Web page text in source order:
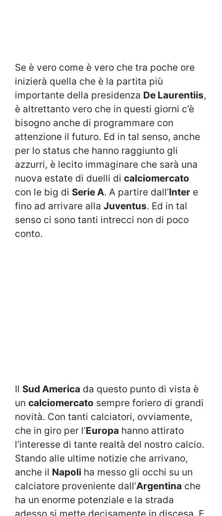
Se è vero come è vero che tra poche ore
inizierà quella che è la partita più
importante della presidenza De Laurentiis,
è altrettanto vero che in questi giorni c’è
bisogno anche di programmare con
attenzione il futuro. Ed in tal senso, anche
per lo status che hanno raggiunto gli
azzurri, è lecito immaginare che sarà una
nuova estate di duelli di calciomercato
con le big di Serie A. A partire dall’Inter e
fino ad arrivare alla Juventus. Ed in tal
senso ci sono tanti intrecci non di poco
conto.
Il Sud America da questo punto di vista è
un calciomercato sempre foriero di grandi
novità. Con tanti calciatori, ovviamente,
che in giro per l’Europa hanno attirato
l’interesse di tante realtà del nostro calcio.
Stando alle ultime notizie che arrivano,
anche il Napoli ha messo gli occhi su un
calciatore proveniente dall’Argentina che
ha un enorme potenziale e la strada